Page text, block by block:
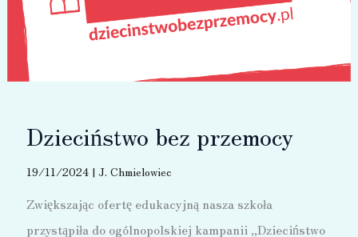
Dzieciństwo bez przemocy
19/11/2024 | J. Chmielowiec
Zwiększając ofertę edukacyjną nasza szkoła
przystąpiła do ogólnopolskiej kampanii „Dzieciństwo